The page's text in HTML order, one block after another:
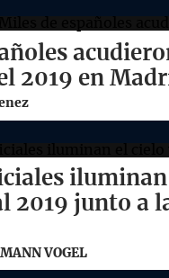
2019 en
2019 junto a
VOGEL